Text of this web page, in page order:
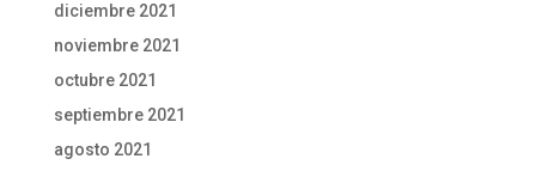
diciembre 2021
noviembre 2021
octubre 2021
septiembre 2021
agosto 2021